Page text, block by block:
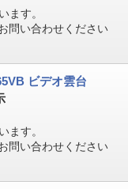
ます。
問い合わせください
ビデオ雲台
ます。
問い合わせください